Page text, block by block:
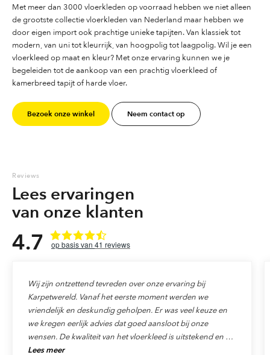
Met meer dan 3000 vloerkleden op voorraad hebben we niet alleen
de grootste collectie vloerkleden van Nederland maar hebben we
door eigen import ook prachtige unieke tapijten. Van klassiek tot
modern, van uni tot kleurrijk, van hoogpolig tot laagpolig. Wil je een
vloerkleed op maat en kleur? Met onze ervaring kunnen we je
begeleiden tot de aankoop van een prachtig vloerkleed of
kamerbreed tapijt of harde vloer.
Bezoek onze winkel Neem contact op
Reviews
Lees ervaringen
van onze klanten
4.7 41 reviews
Wij zijn ontzettend tevreden over onze ervaring bij
Karpetwereld. Vanaf het eerste moment werden we
vriendelijk en deskundig geholpen. Er was veel keuze en
we kregen eerlijk advies dat goed aansloot bij onze
wensen. De kwaliteit van het vloerkleed is uitstekend en de
levering verliep precies zoals afgesproken. Ook de service
Lees meer